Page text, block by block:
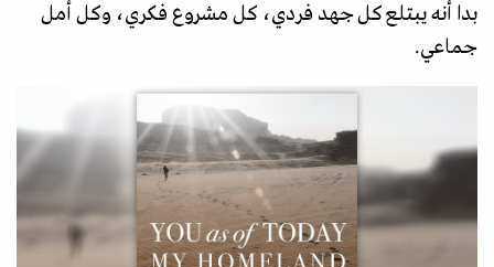
بدا أنه يبتلع كل جهد فردي، كل مشروع فكري، وكل أمل
جماعي.